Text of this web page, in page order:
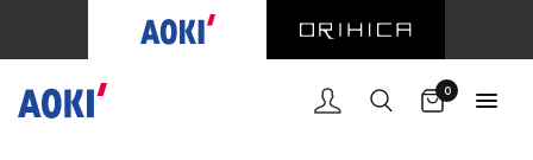
0
購物車